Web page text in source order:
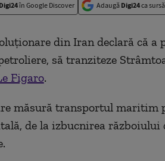
Digi24în Google Discover Adaugă Digi24ca
din Iran declară că a
să tranziteze
Figaro.
măsură transportul maritim
de la izbucnirea războiului